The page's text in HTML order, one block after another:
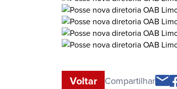
Voltar Compartilhar